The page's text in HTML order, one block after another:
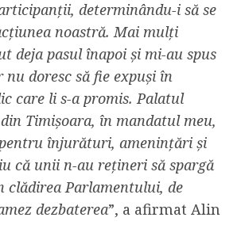
determinându-i să se
noastră. Mai mulți
deja pasul înapoi și mi-au spus
nu doresc să fie expuși în
care li s-a promis. Palatul
Timișoara, în mandatul meu,
înjurături, amenințări și
că unii n-au rețineri să spargă
clădirea Parlamentului, de
dezbaterea”, a afirmat Alin